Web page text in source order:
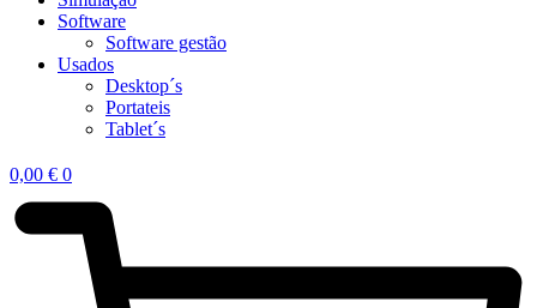
Software
Software gestão
Usados
Desktop´s
Portateis
Tablet´s
0,00 € 0